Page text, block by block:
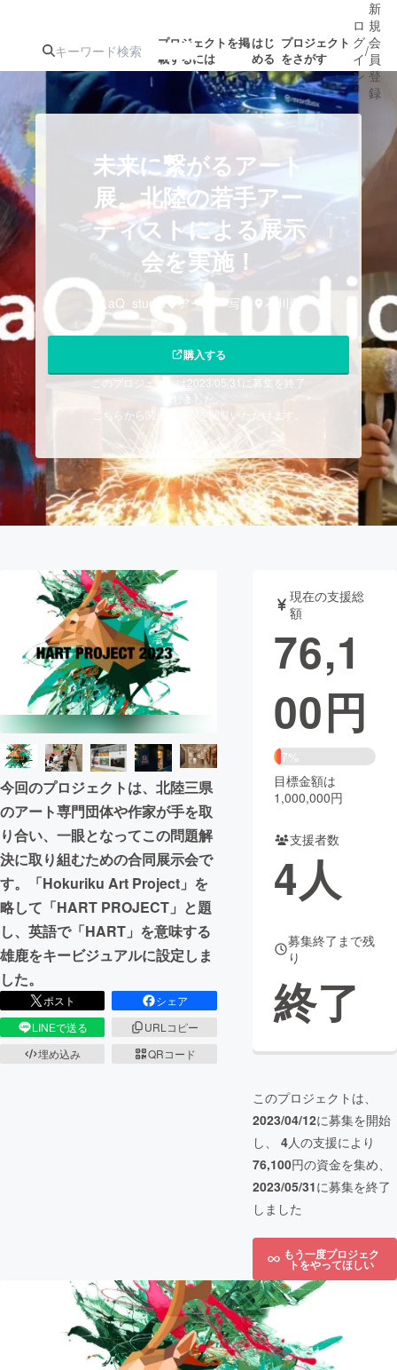
プロジェクトを掲
載するには
はじ
める
プロジェクト
をさがす
人気のプロ
ジェクト
注目のリ
ターン
注目の新着プロ
ジェクト
ロジェクト
もうすぐ公開
されます
アート・写真
テクノロジー・ガジェット ゲーム・
映像・映画 書籍・雑誌
ビジネス・起業 チャレンジ
まちづくり・地域活性化
CAMPFIRE for Social GoodCAMPFIRE Creation
CAMPFIREふるさと納税machi-ya コミュニティ
ロ
グ
イ
ン
/
新
規
会
員
登
録
未来に繋がるアート
展。北陸の若手アー
ティストによる展示
会を実施！
aQ_studio アート・写真 石川県
購入する
このプロジェクトは2023/05/31に募集を終了
しました。
こちらから関連ページを閲覧いただけます。
今回のプロジェクトは、北陸三県
のアート専門団体や作家が手を取
り合い、一眼となってこの問題解
決に取り組むための合同展示会で
す。「Hokuriku Art Project」を
略して「HART PROJECT」と題
し、英語で「HART」を意味する
雄鹿をキービジュアルに設定しま
した。
ポスト
シェア
LINEで送る
URLコピー
埋め込み
QRコード
現在の支援総
額
76,1
00円
7%
目標金額は
1,000,000円
支援者数
4人
募集終了まで残
り
終了
このプロジェクトは、
2023/04/12に募集を開始
し、 4人の支援により
76,100円の資金を集め、
2023/05/31に募集を終了
しました
もう一度プロジェク
トをやってほしい